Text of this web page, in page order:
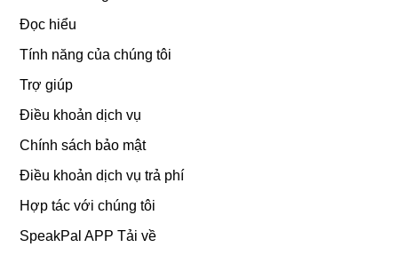
Đọc hiểu
Tính năng của chúng tôi
Trợ giúp
Điều khoản dịch vụ
Chính sách bảo mật
Điều khoản dịch vụ trả phí
Hợp tác với chúng tôi
SpeakPal APP Tải về